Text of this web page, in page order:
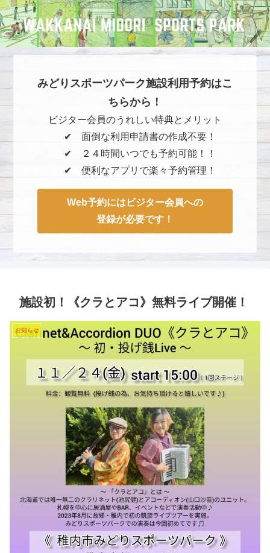
みどりスポーツパーク施設利用予約はこ
ちらから！
ビジター会員のうれしい特典とメリット
✔︎ 面倒な利用申請書の作成不要！
✔︎ ２４時間いつでも予約可能！！
✔︎ 便利なアプリで楽々予約管理！
Web予約にはビジター会員への
登録が必要です！
施設初！《クラとアコ》無料ライブ開催！
お知らせ